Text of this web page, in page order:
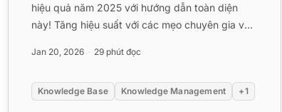
hiệu quả năm 2025 với hướng dẫn toàn diện
này! Tăng hiệu suất với các mẹo chuyên gia và
Jan 20, 2026 29 phút đọc
Knowledge Base Knowledge Management +1